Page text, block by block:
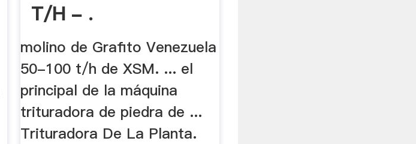
T/h - .
molino de Grafito Venezuela
50-100 t/h de XSM. ... el
principal de la máquina
trituradora de piedra de ...
Trituradora De La Planta.